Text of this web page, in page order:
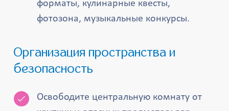
форматы, кулинарные квесты,
фотозона, музыкальные конкурсы.
Организация пространства и
безопасность
Освободите центральную комнату от